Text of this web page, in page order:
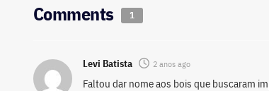
Comments 1
Levi Batista 2 anos ago
Faltou dar nome aos bois que buscaram